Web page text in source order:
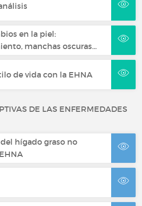
en la piel:
manchas oscuras…
de vida con la EHNA
DE LAS ENFERMEDADES
hígado graso no